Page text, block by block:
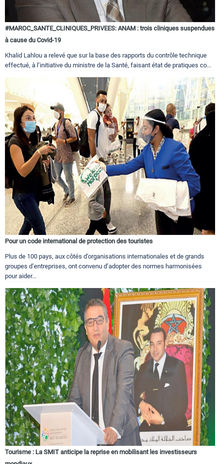
#MAROC_SANTE_CLINIQUES_PRIVEES: ANAM : trois cliniques suspendues
à cause du Covid-19
Khalid Lahlou a relevé que sur la base des rapports du contrôle technique
effectué, à l’initiative du ministre de la Santé, faisant état de pratiques co...
Pour un code international de protection des touristes
Plus de 100 pays, aux côtés d’organisations internationales et de grands
groupes d’entreprises, ont convenu d’adopter des normes harmonisées
pour aider...
Tourisme : La SMIT anticipe la reprise en mobilisant les investisseurs